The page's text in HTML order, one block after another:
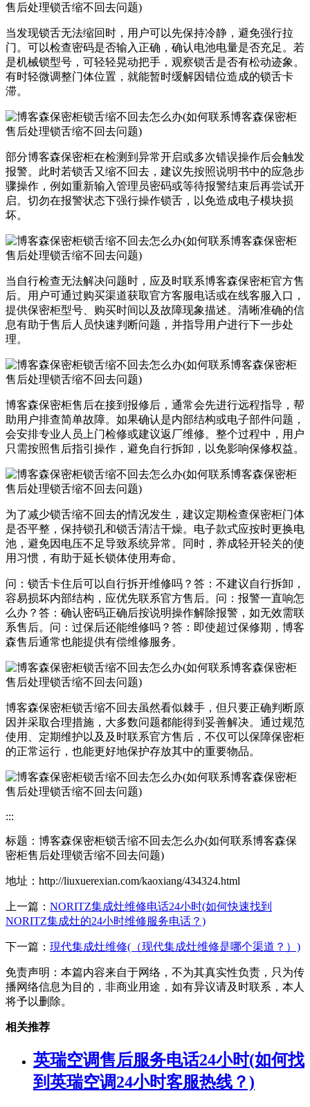
当发现锁舌无法缩回时，用户可以先保持冷静，避免强行拉
门。可以检查密码是否输入正确，确认电池电量是否充足。若
是机械锁型号，可轻轻晃动把手，观察锁舌是否有松动迹象。
有时轻微调整门体位置，就能暂时缓解因错位造成的锁舌卡
滞。
部分博客森保密柜在检测到异常开启或多次错误操作后会触发
报警。此时若锁舌又缩不回去，建议先按照说明书中的应急步
骤操作，例如重新输入管理员密码或等待报警结束后再尝试开
启。切勿在报警状态下强行操作锁舌，以免造成电子模块损
坏。
当自行检查无法解决问题时，应及时联系博客森保密柜官方售
后。用户可通过购买渠道获取官方客服电话或在线客服入口，
提供保密柜型号、购买时间以及故障现象描述。清晰准确的信
息有助于售后人员快速判断问题，并指导用户进行下一步处
理。
博客森保密柜售后在接到报修后，通常会先进行远程指导，帮
助用户排查简单故障。如果确认是内部结构或电子部件问题，
会安排专业人员上门检修或建议返厂维修。整个过程中，用户
只需按照售后指引操作，避免自行拆卸，以免影响保修权益。
为了减少锁舌缩不回去的情况发生，建议定期检查保密柜门体
是否平整，保持锁孔和锁舌清洁干燥。电子款式应按时更换电
池，避免因电压不足导致系统异常。同时，养成轻开轻关的使
用习惯，有助于延长锁体使用寿命。
问：锁舌卡住后可以自行拆开维修吗？答：不建议自行拆卸，
容易损坏内部结构，应优先联系官方售后。问：报警一直响怎
么办？答：确认密码正确后按说明操作解除报警，如无效需联
系售后。问：过保后还能维修吗？答：即使超过保修期，博客
森售后通常也能提供有偿维修服务。
博客森保密柜锁舌缩不回去虽然看似棘手，但只要正确判断原
因并采取合理措施，大多数问题都能得到妥善解决。通过规范
使用、定期维护以及及时联系官方售后，不仅可以保障保密柜
的正常运行，也能更好地保护存放其中的重要物品。
:::
标题：博客森保密柜锁舌缩不回去怎么办(如何联系博客森保
密柜售后处理锁舌缩不回去问题)
地址：http://liuxuerexian.com/kaoxiang/434324.html
上一篇： NORITZ集成灶维修电话24小时(如何快速找到
NORITZ集成灶的24小时维修服务电话？)
下一篇： 現代集成灶维修(（现代集成灶维修是哪个渠道？）)
免责声明：本篇内容来自于网络，不为其真实性负责，只为传
播网络信息为目的，非商业用途，如有异议请及时联系，本人
将予以删除。
相关推荐
英瑞空调售后服务电话24小时(如何找
到英瑞空调24小时客服热线？)